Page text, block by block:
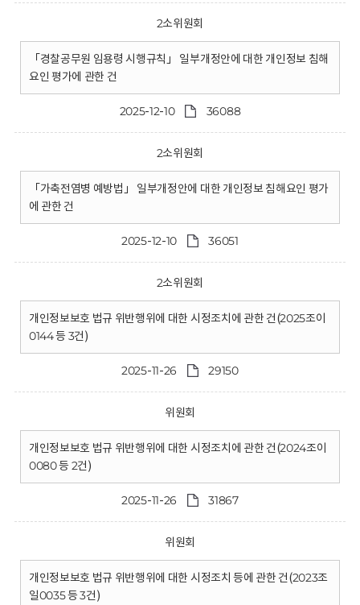
2소위원회
「경찰공무원 임용령 시행규칙」 일부개정안에 대한 개인정보 침해
요인 평가에 관한 건
2025-12-10 36088
2소위원회
「가축전염병 예방법」 일부개정안에 대한 개인정보 침해요인 평가
에 관한 건
2025-12-10 36051
2소위원회
개인정보보호 법규 위반행위에 대한 시정조치에 관한 건(2025조이
0144 등 3건)
2025-11-26 29150
위원회
개인정보보호 법규 위반행위에 대한 시정조치에 관한 건(2024조이
0080 등 2건)
2025-11-26 31867
위원회
개인정보보호 법규 위반행위에 대한 시정조치 등에 관한 건(2023조
일0035 등 3건)